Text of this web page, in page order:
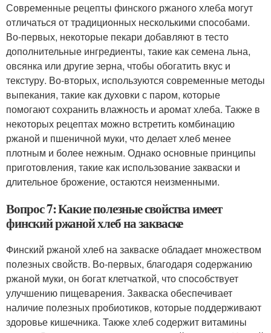
Современные рецепты финского ржаного хлеба могут
отличаться от традиционных несколькими способами.
Во-первых, некоторые пекари добавляют в тесто
дополнительные ингредиенты, такие как семена льна,
овсянка или другие зерна, чтобы обогатить вкус и
текстуру. Во-вторых, используются современные методы
выпекания, такие как духовки с паром, которые
помогают сохранить влажность и аромат хлеба. Также в
некоторых рецептах можно встретить комбинацию
ржаной и пшеничной муки, что делает хлеб менее
плотным и более нежным. Однако основные принципы
приготовления, такие как использование закваски и
длительное брожение, остаются неизменными.
Вопрос 7: Какие полезные свойства имеет
финский ржаной хлеб на закваске
Финский ржаной хлеб на закваске обладает множеством
полезных свойств. Во-первых, благодаря содержанию
ржаной муки, он богат клетчаткой, что способствует
улучшению пищеварения. Закваска обеспечивает
наличие полезных пробиотиков, которые поддерживают
здоровье кишечника. Также хлеб содержит витамины